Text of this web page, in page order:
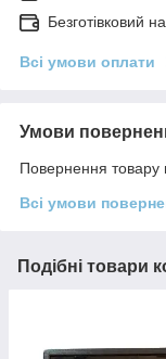
Безготівковий
Всі умови оплати
Умови
Повернення товару
Всі умови
Подібні товари